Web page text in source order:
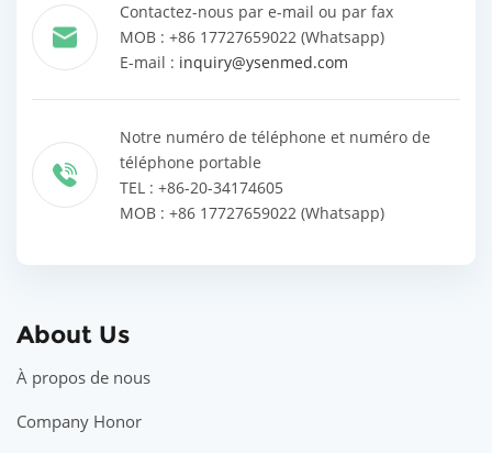
Contactez-nous par e-mail ou par fax
MOB : +86 17727659022 (Whatsapp)
E-mail : inquiry@ysenmed.com
Notre numéro de téléphone et numéro de
téléphone portable
TEL : +86-20-34174605
MOB : +86 17727659022 (Whatsapp)
About Us
À propos de nous
Company Honor